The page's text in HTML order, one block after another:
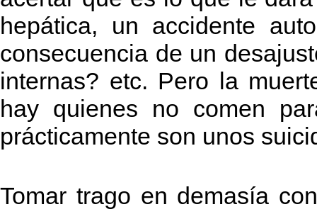
hepática, un accidente
consecuencia de un
internas? etc. Pero la
hay quienes no comen
prácticamente son unos
Tomar trago en demasía